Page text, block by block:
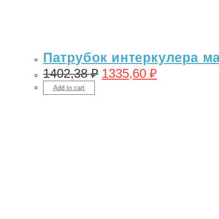
Патрубок интеркулера
1402,38₽ 1335,60 ₽
Add to cart